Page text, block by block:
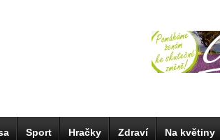
Sport Hračky Zdraví Na květiny